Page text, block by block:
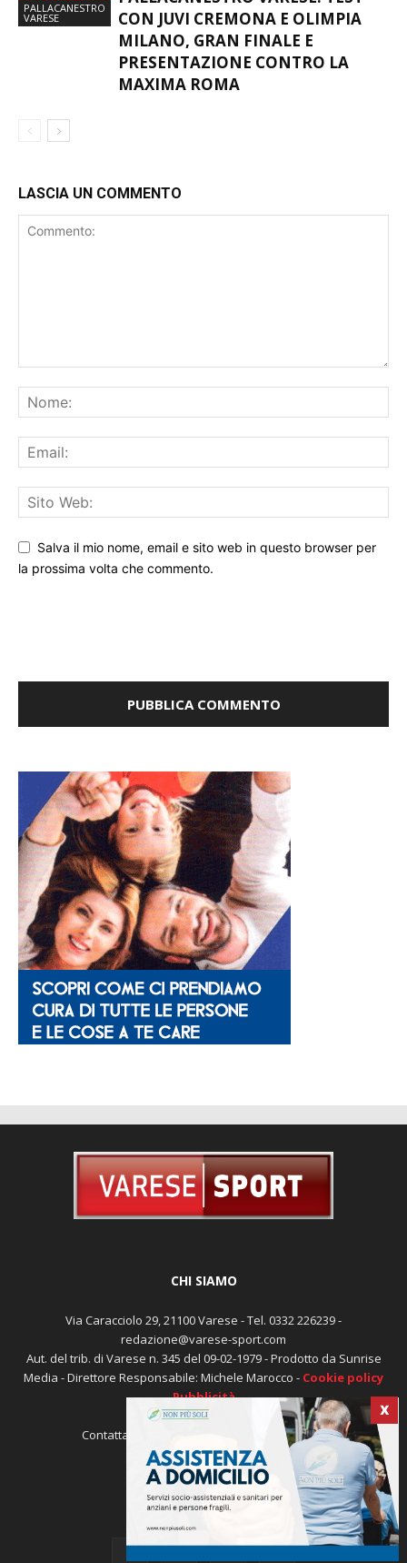
PALLACANESTRO
VARESE
CON JUVI CREMONA E OLIMPIA
MILANO, GRAN FINALE E
PRESENTAZIONE CONTRO LA
MAXIMA ROMA
LASCIA UN COMMENTO
Salva il mio nome, email e sito web in questo browser per
la prossima volta che commento.
X
CHI SIAMO
Via Caracciolo 29, 21100 Varese - Tel. 0332 226239 -
redazione@varese-sport.com
Aut. del trib. di Varese n. 345 del 09-02-1979 - Prodotto da Sunrise
Media - Direttore Responsabile: Michele Marocco - Cookie policy
Pubblicità
Contattaci: redazione@varese-sport.com
SEGUICI